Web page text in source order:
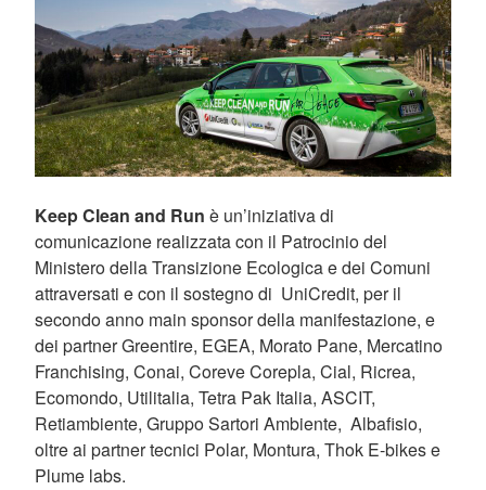
Keep Clean and Run è un’iniziativa di
comunicazione realizzata con il Patrocinio del
Ministero della Transizione Ecologica e dei Comuni
attraversati e con il sostegno di UniCredit, per il
secondo anno main sponsor della manifestazione, e
dei partner Greentire, EGEA, Morato Pane, Mercatino
Franchising, Conai, Coreve Corepla, Cial, Ricrea,
Ecomondo, Utilitalia, Tetra Pak Italia, ASCIT,
Retiambiente, Gruppo Sartori Ambiente, Albafisio,
oltre ai partner tecnici Polar, Montura, Thok E-bikes e
Plume labs.